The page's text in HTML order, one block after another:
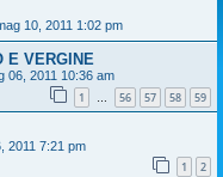
10, 2011 1:02 pm
E VERGINE
06, 2011 10:36 am
1 … 56 57 58 59
2011 7:21 pm
1 2